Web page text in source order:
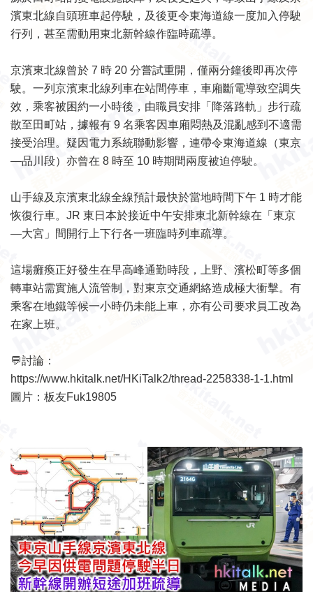
濱東北線自頭班車起停駛，及後更令東海道線一度加入停駛
行列，甚至需動用東北新幹線作臨時疏導。
京濱東北線曾於 7 時 20 分嘗試重開，僅兩分鐘後即再次停
駛。一列京濱東北線列車在站間停車，車廂斷電導致空調失
效，乘客被困約一小時後，由職員安排「降落路軌」步行疏
散至田町站，據報有 9 名乘客因車廂悶熱及混亂感到不適需
接受治理。疑因電力系統聯動影響，連帶令東海道線（東京
—品川段）亦曾在 8 時至 10 時期間兩度被迫停駛。
山手線及京濱東北線全線預計最快於當地時間下午 1 時才能
恢復行車。JR 東日本於接近中午安排東北新幹線在「東京
—大宮」間開行上下行各一班臨時列車疏導。
這場癱瘓正好發生在早高峰通勤時段，上野、濱松町等多個
轉車站需實施人流管制，對東京交通網絡造成極大衝擊。有
乘客在地鐵等候一小時仍未能上車，亦有公司要求員工改為
在家上班。
💬討論：
https://www.hkitalk.net/HKiTalk2/thread-2258338-1-1.html
圖片：板友Fuk19805